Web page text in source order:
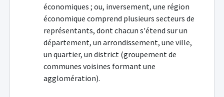
économiques ; ou, inversement, une région
économique comprend plusieurs secteurs de
représentants, dont chacun s'étend sur un
département, un arrondissement, une ville,
un quartier, un district (groupement de
communes voisines formant une
agglomération).